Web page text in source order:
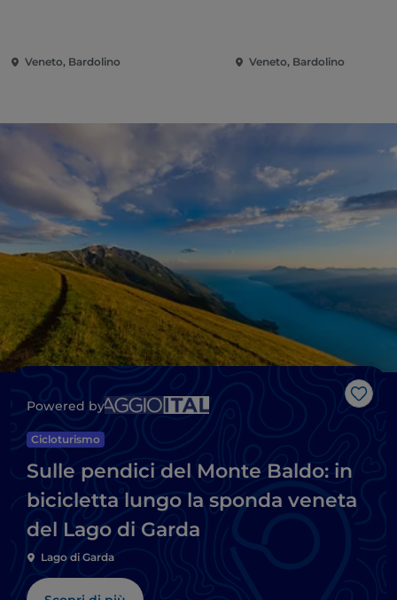
Veneto, Bardolino Veneto, Bardolino
Like
Powered by
Cicloturismo
Sulle pendici del Monte Baldo: in
bicicletta lungo la sponda veneta
del Lago di Garda
Lago di Garda